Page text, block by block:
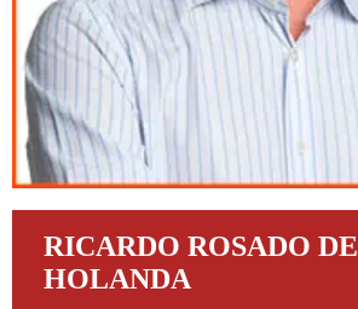
RICARDO ROSADO DE
HOLANDA